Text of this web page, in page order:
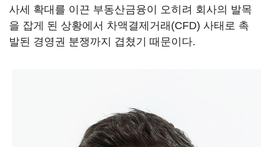
사세 확대를 이끈 부동산금융이 오히려 회사의 발목
을 잡게 된 상황에서 차액결제거래(CFD) 사태로 촉
발된 경영권 분쟁까지 겹쳤기 때문이다.